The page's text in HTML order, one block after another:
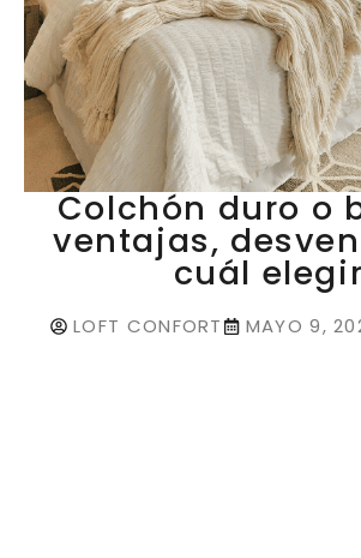
Colchón duro o
ventajas,
cuál elegir
LOFT CONFORT MAYO 9,